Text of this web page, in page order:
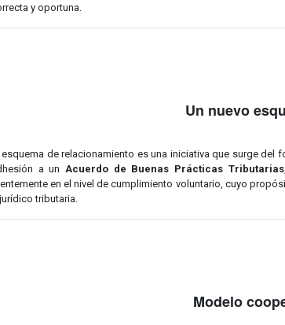
y oportuna.
Un nuevo
esquema de relacionamiento es una iniciativa que surge
a unAcuerdo de Buenas Prácticas Tributarias
en el nivel de cumplimiento voluntario, cuyo
tributaria.
Modelo